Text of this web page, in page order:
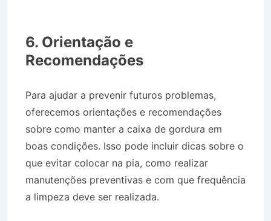
6. Orientação e
Recomendações
Para ajudar a prevenir futuros problemas,
oferecemos orientações e recomendações
sobre como manter a caixa de gordura em
boas condições. Isso pode incluir dicas sobre o
que evitar colocar na pia, como realizar
manutenções preventivas e com que frequência
a limpeza deve ser realizada.